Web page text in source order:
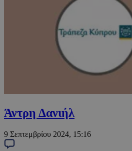
Άντρη Δανιήλ
9 Σεπτεμβρίου 2024, 15:16